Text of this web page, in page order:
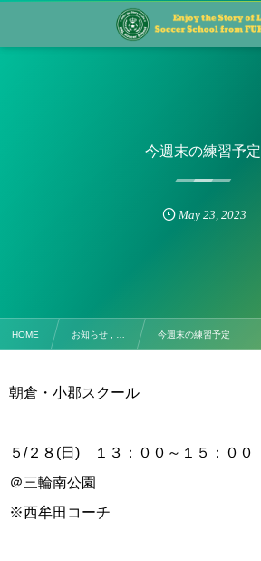
今週末の練習予定
May 23,2023
HOME お知らせ , … 今週末の練習予定
朝倉・小郡スクール
５/２８(日) １３：００～１５：００
＠三輪南公園
※西牟田コーチ